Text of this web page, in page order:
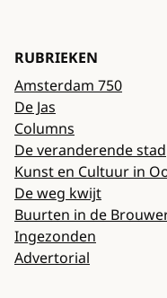
RUBRIEKEN
Amsterdam 750
De Jas
Columns
De veranderende stad
Kunst en Cultuur in
De weg kwijt
Buurten in de
Ingezonden
Advertorial